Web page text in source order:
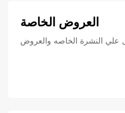
العروض الخاصة
علي النشرة الخاصه والعروض